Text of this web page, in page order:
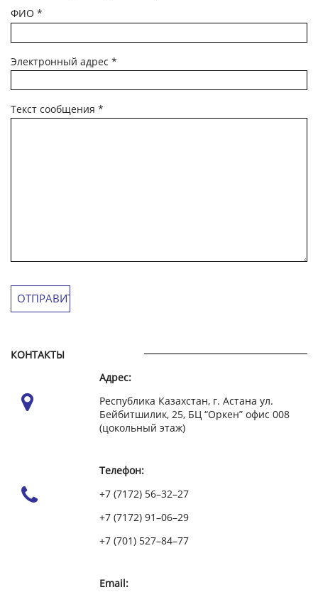
ФИО *
Электронный адрес *
Текст сообщения *
КОНТАКТЫ
Адрес:
Республика Казахстан, г. Астана ул.
Бейбитшилик, 25, БЦ “Оркен” офис 008
(цокольный этаж)
Телефон:
+7 (7172) 56–32–27
+7 (7172) 91–06–29
+7 (701) 527–84–77
Email: